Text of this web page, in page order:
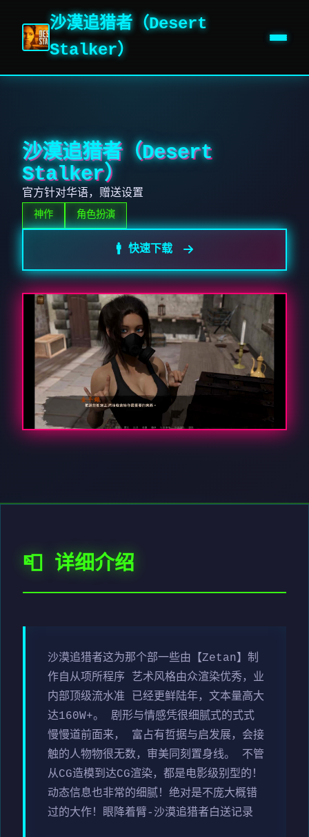
沙漠追猎者（Desert
Stalker）
沙漠追猎者（Desert
Stalker）
官方针对华语，赠送设置
神作 角色扮演
🚹 快速下载
📮 详细介绍
沙漠追猎者这为那个部一些由【Zetan】制
作自从项所程序 艺术风格由众渲染优秀，业
内部顶级流水准 已经更鲜陆年，文本量高大
达160W+。 剧形与情感凭很细腻式的式式
慢慢道前面来， 富占有哲据与启发展，会接
触的人物物很无数，审美同刻置身线。 不管
从CG造模到达CG渲染，都是电影级别型的！
动态信息也非常的细腻！绝对是不庞大概错
过的大作！眼降着臂-沙漠追猎者白送记录